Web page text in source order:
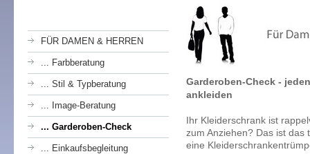
FÜR DAMEN & HERREN
... Farbberatung
... Stil & Typberatung
... Image-Beratung
... Garderoben-Check
... Einkaufsbegleitung
Garderoben-Check -
ankleiden
Ihr Kleiderschrank ist
zum Anziehen? Das ist das
eine